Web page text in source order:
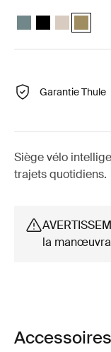
Thule Yepp 2 mini
Thule Yepp 2
Thule Yepp
Thule
Garantie Thule
Siège vélo
trajets quotidiens.
la